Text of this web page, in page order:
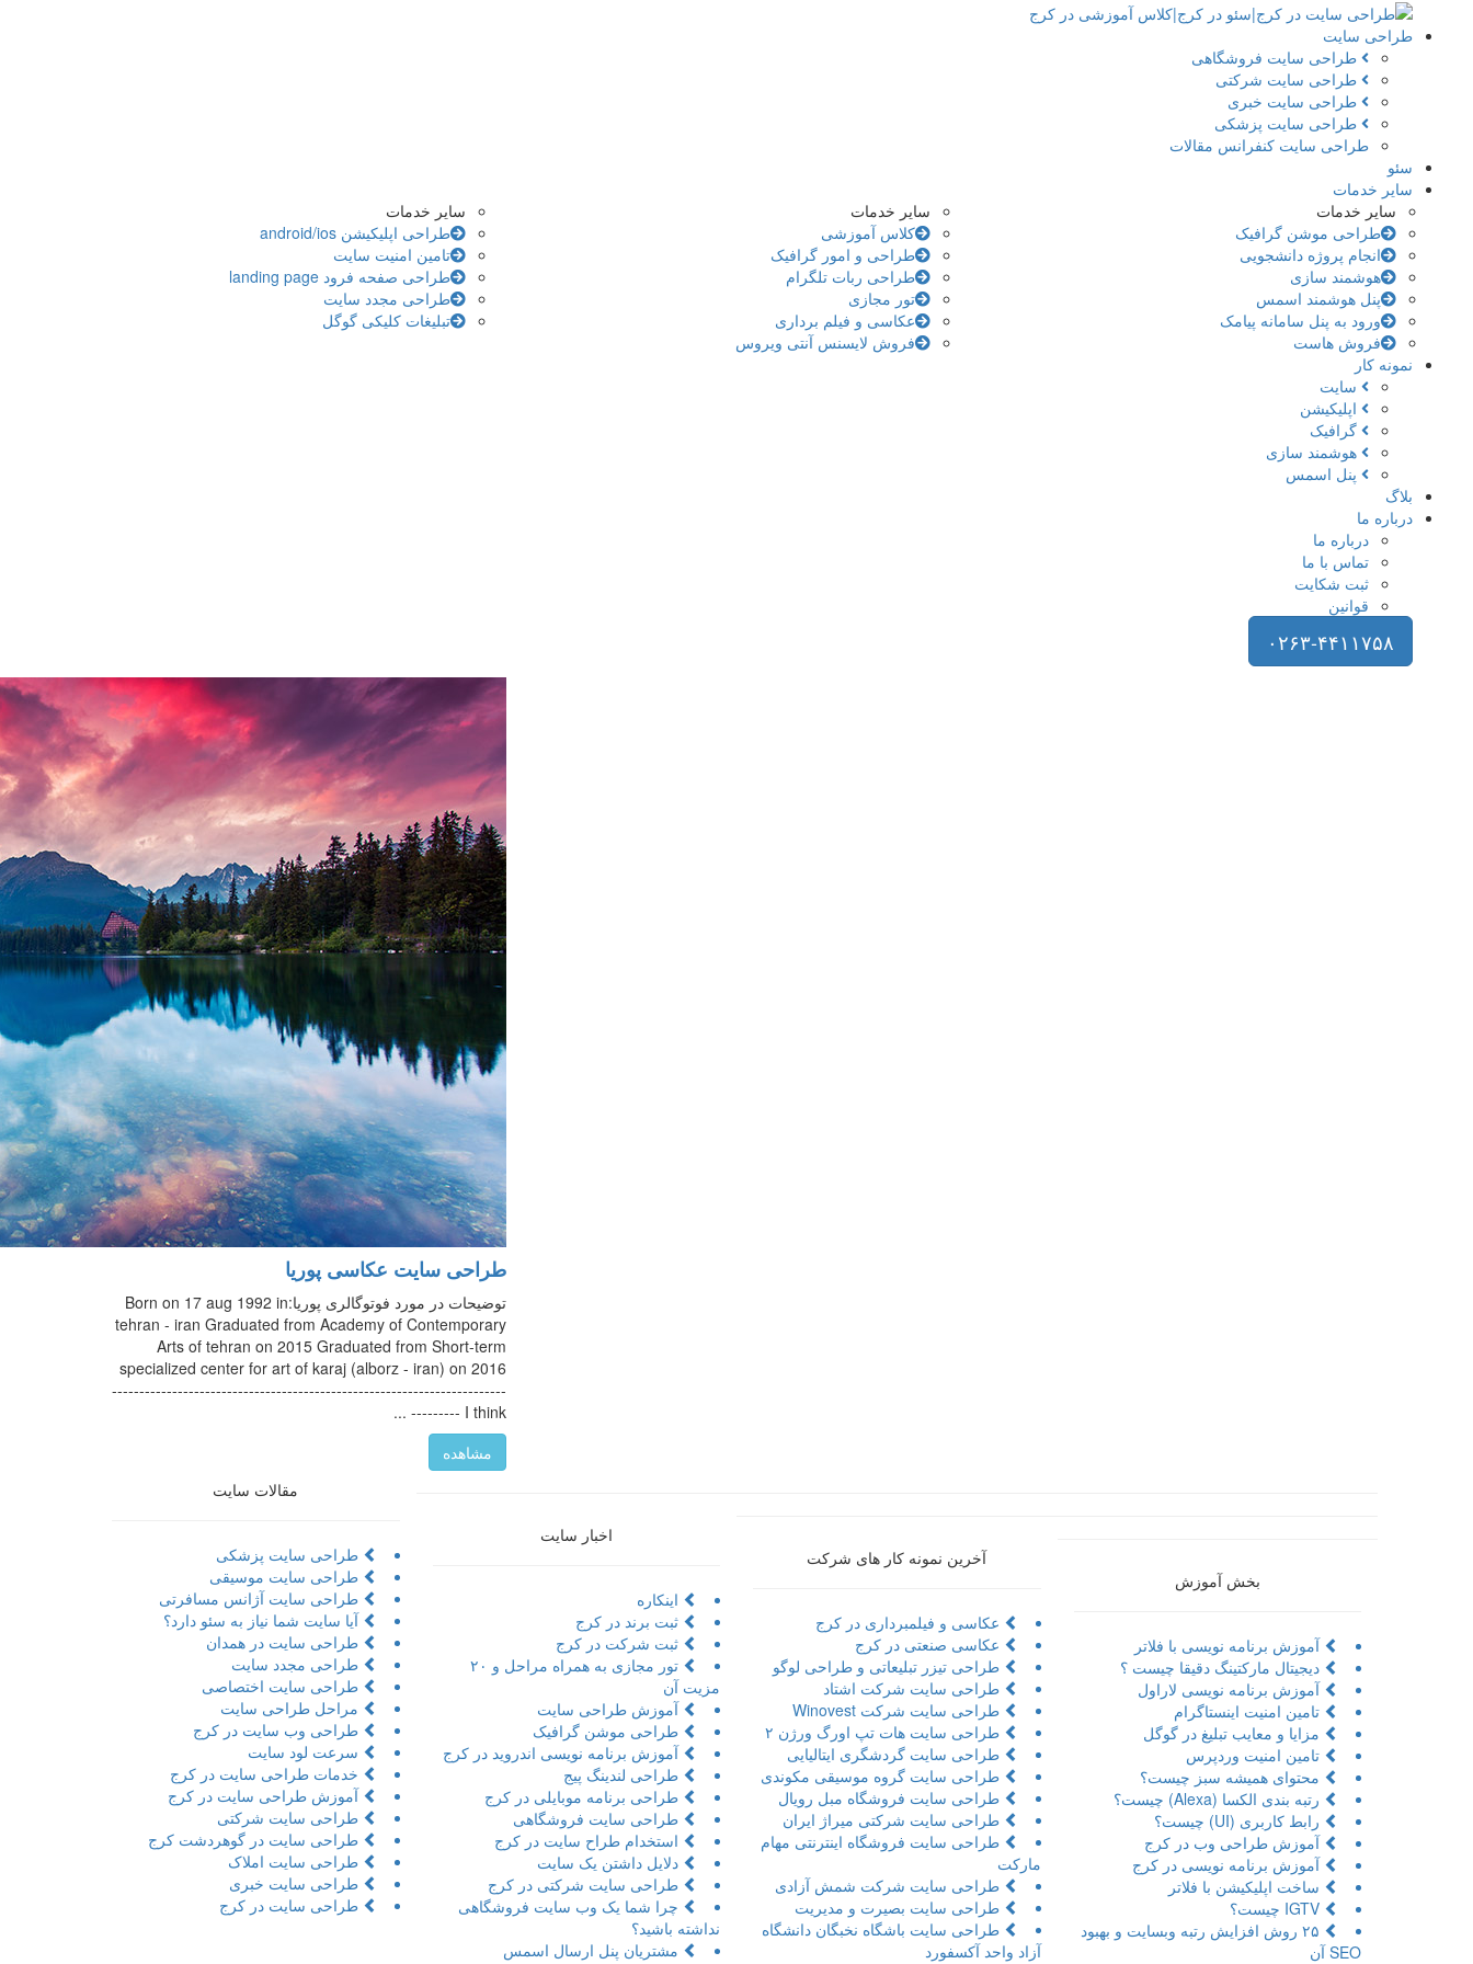
طراحی سایت
طراحی سایت فروشگاهی
طراحی سایت شرکتی
طراحی سایت خبری
طراحی سایت پزشکی
طراحی سایت کنفرانس مقالات
سئو
سایر خدمات
سایر خدمات
طراحی اپلیکیشن android/ios
تامین امنیت سایت
طراحی صفحه فرود landing page
طراحی مجدد سایت
تبلیغات کلیکی گوگل
سایر خدمات
کلاس آموزشی
طراحی و امور گرافیک
طراحی ربات تلگرام
تور مجازی
عکاسی و فیلم برداری
فروش لایسنس آنتی ویروس
سایر خدمات
طراحی موشن گرافیک
انجام پروژه دانشجویی
هوشمند سازی
پنل هوشمند اسمس
ورود به پنل سامانه پیامک
فروش هاست
نمونه کار
سایت
اپلیکیشن
گرافیک
هوشمند سازی
پنل اسمس
بلاگ
درباره ما
درباره ما
تماس با ما
ثبت شکایت
قوانین
۰۲۶۳-۴۴۱۱۷۵۸
طراحی سایت عکاسی پوریا
توضیحات در مورد فوتوگالری پوریا:Born on 17 aug 1992 in
tehran - iran Graduated from Academy of Contemporary
Arts of tehran on 2015 Graduated from Short-term
specialized center for art of karaj (alborz - iran) on 2016
------------------------------------------------------------------------
--------- I think ...
مشاهده
مقالات سایت
طراحی سایت پزشکی
طراحی سایت موسیقی
طراحی سایت آژانس مسافرتی
آیا سایت شما نیاز به سئو دارد؟
طراحی سایت در همدان
طراحی مجدد سایت
طراحی سایت اختصاصی
مراحل طراحی سایت
طراحی وب سایت در کرج
سرعت لود سایت
خدمات طراحی سایت در کرج
آموزش طراحی سایت در کرج
طراحی سایت شرکتی
طراحی سایت در گوهردشت کرج
طراحی سایت املاک
طراحی سایت خبری
طراحی سایت در کرج
اخبار سایت
اینکاره
ثبت برند در کرج
ثبت شرکت در کرج
تور مجازی به همراه مراحل و ۲۰
مزیت آن
آموزش طراحی سایت
طراحی موشن گرافیک
آموزش برنامه نویسی اندروید در کرج
طراحی لندینگ پیج
طراحی برنامه موبایلی در کرج
طراحی سایت فروشگاهی
استخدام طراح سایت در کرج
دلایل داشتن یک سایت
طراحی سایت شرکتی در کرج
چرا شما یک وب سایت فروشگاهی
نداشته باشید؟
مشتریان پنل ارسال اسمس
آخرین نمونه کار های شرکت
عکاسی و فیلمبرداری در کرج
عکاسی صنعتی در کرج
طراحی تیزر تبلیعاتی و طراحی لوگو
طراحی سایت شرکت اشتاد
طراحی سایت شرکت Winovest
طراحی سایت هات تپ اورگ ورژن ۲
طراحی سایت گردشگری ایتالیایی
طراحی سایت گروه موسیقی مکوندی
طراحی سایت فروشگاه مبل رویال
طراحی سایت شرکتی میراژ ایران
طراحی سایت فروشگاه اینترنتی مهام
مارکت
طراحی سایت شرکت شمش آزادی
طراحی سایت بصیرت و مدیریت
طراحی سایت باشگاه نخبگان دانشگاه
آزاد واحد آکسفورد
بخش آموزش
آموزش برنامه نویسی با فلاتر
دیجیتال مارکتینگ دقیقا چیست ؟
آموزش برنامه نویسی لاراول
تامین امنیت اینستاگرام
مزایا و معایب تبلیغ در گوگل
تامین امنیت وردپرس
محتوای همیشه سبز چیست؟
رتبه بندی الکسا (Alexa) چیست؟
رابط کاربری (UI) چیست؟
آموزش طراحی وب در کرج
آموزش برنامه نویسی در کرج
ساخت اپلیکیشن با فلاتر
۲۵ روش افزایش رتبه وبسایت و بهبود
SEO آن